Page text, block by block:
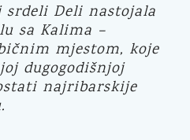
Deli nastojala
sa Kalima –
mjestom, koje
dugogodišnjoj
najribarskije